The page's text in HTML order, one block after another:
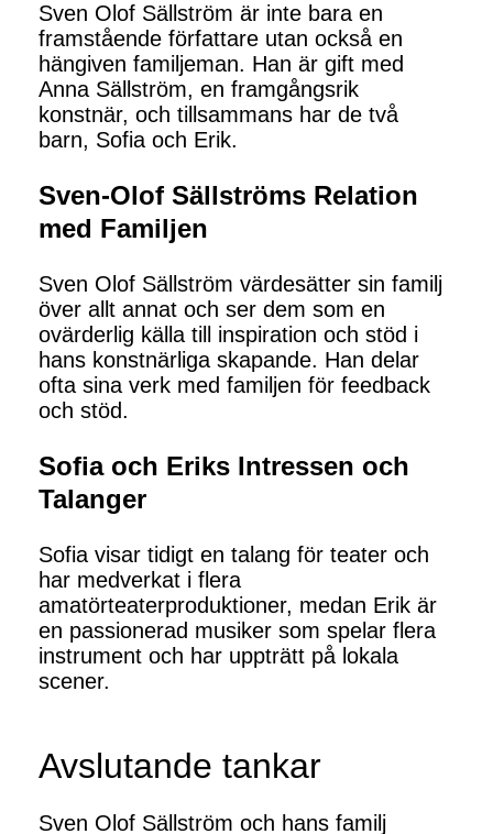
Sven Olof Sällström är inte bara en
framstående författare utan också en
hängiven familjeman. Han är gift med
Anna Sällström, en framgångsrik
konstnär, och tillsammans har de två
barn, Sofia och Erik.
Sven-Olof Sällströms Relation
med Familjen
Sven Olof Sällström värdesätter sin familj
över allt annat och ser dem som en
ovärderlig källa till inspiration och stöd i
hans konstnärliga skapande. Han delar
ofta sina verk med familjen för feedback
och stöd.
Sofia och Eriks Intressen och
Talanger
Sofia visar tidigt en talang för teater och
har medverkat i flera
amatörteaterproduktioner, medan Erik är
en passionerad musiker som spelar flera
instrument och har uppträtt på lokala
scener.
Avslutande tankar
Sven Olof Sällström och hans familj